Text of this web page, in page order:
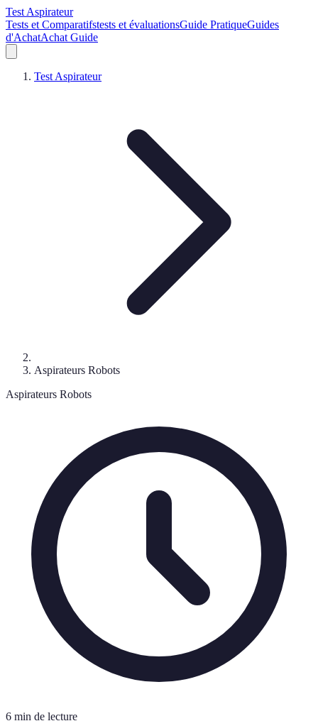
Test Aspirateur
Tests et Comparatifstests et évaluationsGuide PratiqueGuides
d'AchatAchat Guide
Test Aspirateur
Aspirateurs Robots
Aspirateurs Robots
6 min de lecture